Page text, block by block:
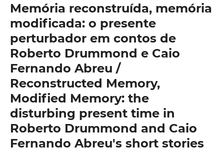
Memória reconstruída, memória
modificada: o presente
perturbador em contos de
Roberto Drummond e Caio
Fernando Abreu /
Reconstructed Memory,
Modified Memory: the
disturbing present time in
Roberto Drummond and Caio
Fernando Abreu's short stories